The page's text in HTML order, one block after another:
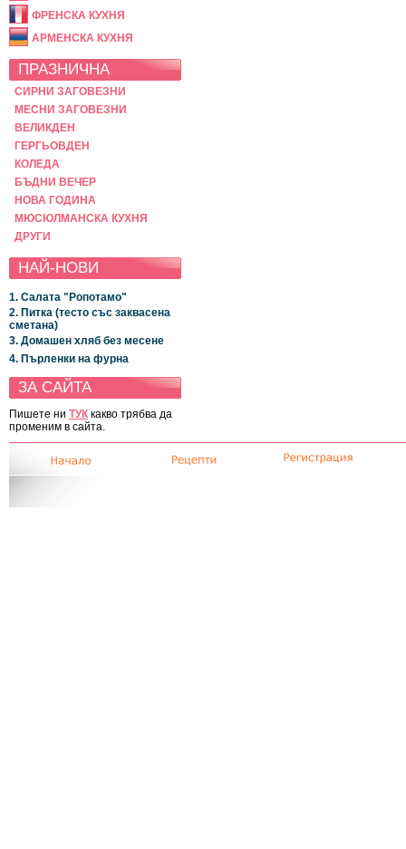
ФРЕНСКА КУХНЯ
АРМЕНСКА КУХНЯ
ПРАЗНИЧНА
СИРНИ ЗАГОВЕЗНИ
МЕСНИ ЗАГОВЕЗНИ
ВЕЛИКДЕН
ГЕРГЬОВДЕН
КОЛЕДА
БЪДНИ ВЕЧЕР
НОВА ГОДИНА
МЮСЮЛМАНСКА КУХНЯ
ДРУГИ
НАЙ-НОВИ
1. Салата "Ропотамо"
2. Питка (тесто със заквасена
сметана)
3. Домашен хляб без месене
4. Пърленки на фурна
ЗА САЙТА
Пишете ни ТУК какво трябва да
променим в сайта.